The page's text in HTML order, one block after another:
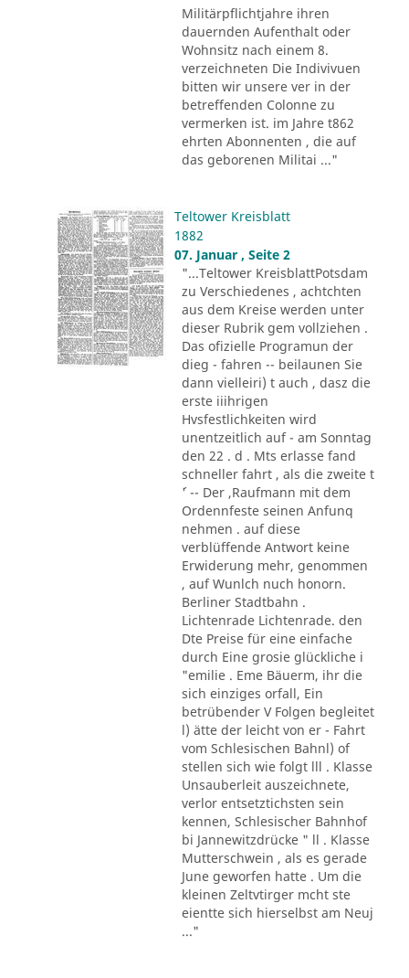
Militärpflichtjahre ihren
dauernden Aufenthalt oder
Wohnsitz nach einem 8.
verzeichneten Die Indivivuen
bitten wir unsere ver in der
betreffenden Colonne zu
vermerken ist. im Jahre t862
ehrten Abonnenten , die auf
das geborenen Militai ..."
Teltower Kreisblatt
1882
07. Januar , Seite 2
"...Teltower KreisblattPotsdam
zu Verschiedenes , achtchten
aus dem Kreise werden unter
dieser Rubrik gem vollziehen .
Das ofizielle Programun der
dieg - fahren -- beilaunen Sie
dann vielleiri) t auch , dasz die
erste iiihrigen
Hvsfestlichkeiten wird
unentzeitlich auf - am Sonntag
den 22 . d . Mts erlasse fand
schneller fahrt , als die zweite t
´' -- Der ,Raufmann mit dem
Ordennfeste seinen Anfunq
nehmen . auf diese
verblüffende Antwort keine
Erwiderung mehr, genommen
, auf Wunlch nuch honorn.
Berliner Stadtbahn .
Lichtenrade Lichtenrade. den
Dte Preise für eine einfache
durch Eine grosie glückliche i
"emilie . Eme Bäuerm, ihr die
sich einziges orfall, Ein
betrübender V Folgen begleitet
l) ätte der leicht von er - Fahrt
vom Schlesischen Bahnl) of
stellen sich wie folgt lll . Klasse
Unsauberleit auszeichnete,
verlor entsetztichsten sein
kennen, Schlesischer Bahnhof
bi Jannewitzdrücke " ll . Klasse
Mutterschwein , als es gerade
June geworfen hatte . Um die
kleinen Zeltvtirger mcht ste
eientte sich hierselbst am Neuj
..."